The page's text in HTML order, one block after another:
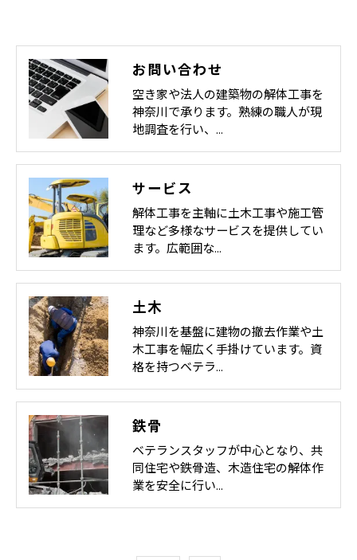
お問い合わせ
空き家や法人の建築物の解体工事を
神奈川で承ります。熟練の職人が現
地調査を行い、…
サービス
解体工事を主軸に土木工事や施工管
理など多様なサービスを提供してい
ます。広範囲な…
土木
神奈川を基盤に建物の撤去作業や土
木工事を幅広く手掛けています。資
格を持つベテラ…
鉄骨
ベテランスタッフが中心となり、共
同住宅や鉄骨造、木造住宅の解体作
業を安全に行い…